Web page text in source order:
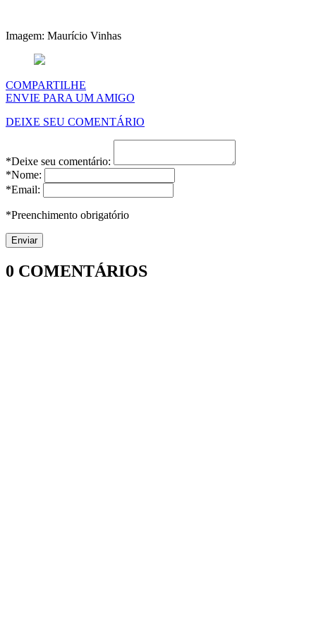
Imagem: Maurício Vinhas
COMPARTILHE
ENVIE PARA UM AMIGO
DEIXE SEU COMENTÁRIO
*Deixe seu comentário:
*Nome:
*Email:
*Preenchimento obrigatório
0 COMENTÁRIOS